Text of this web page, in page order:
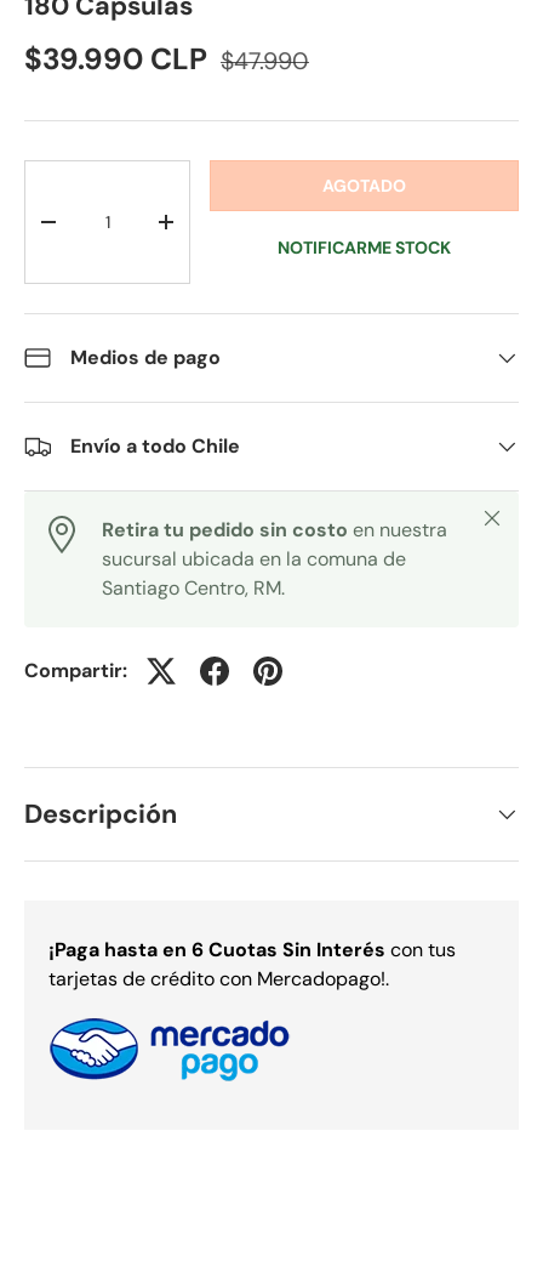
$39.990 CLP $47.990
- +
AGOTADO
NOTIFICARME STOCK
Medios de pago
Envío a todo Chile
Retira tu pedido sin costo en nuestra
sucursal ubicada en la comuna de
Santiago Centro, RM.
Cerrar
Compartir:
Descripción
¡Paga hasta en 6 Cuotas Sin Interés con tus
tarjetas de crédito con Mercadopago!.